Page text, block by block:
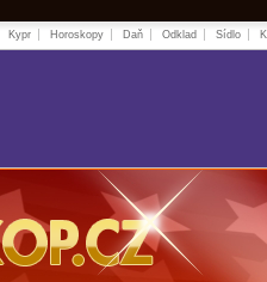
Kypr Horoskopy Daň Odklad Sídlo